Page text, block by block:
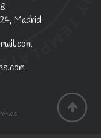
Madrid